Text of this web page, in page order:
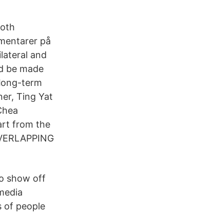
på
and
be made
term
Ting Yat
from the
show off
of people